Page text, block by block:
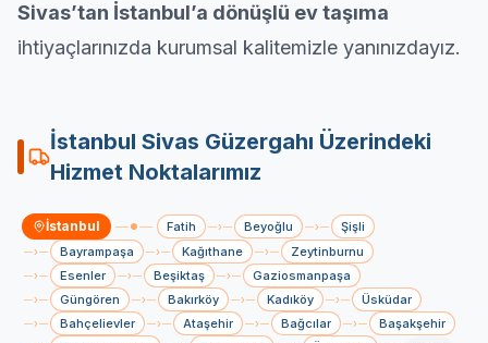
Sivas’tan İstanbul’a dönüşlü ev taşıma
ihtiyaçlarınızda kurumsal kalitemizle yanınızdayız.
İstanbul Sivas Güzergahı Üzerindeki
Hizmet Noktalarımız
İstanbul Fatih › Beyoğlu › Şişli
› Bayrampaşa › Kağıthane › Zeytinburnu
› Esenler › Beşiktaş › Gaziosmanpaşa
› Güngören › Bakırköy › Kadıköy › Üsküdar
› Bahçelievler › Ataşehir › Bağcılar › Başakşehir